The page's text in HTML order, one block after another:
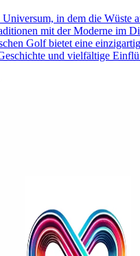
in dem die Wüste
mit der Moderne im
Golf bietet eine
und vielfältige